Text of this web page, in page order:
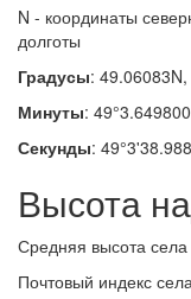
N - координаты
долготы
Градусы:
Минуты:
Секунды:
Высота
Средняя высота
Почтовый индекс